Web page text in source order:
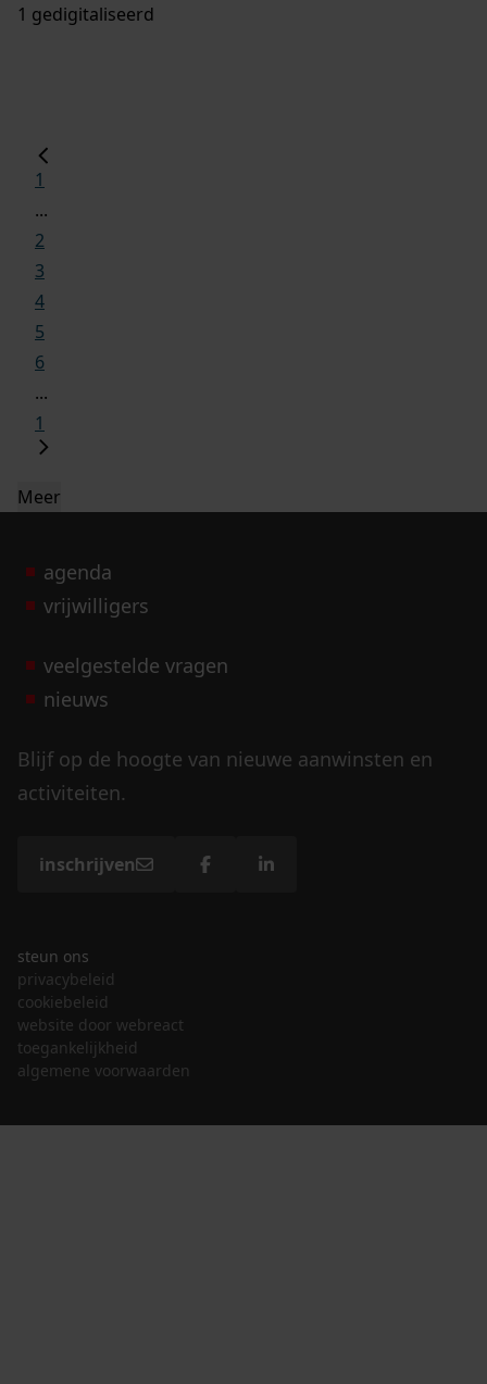
1 gedigitaliseerd
1
...
2
3
4
5
6
...
1
Meer
agenda
vrijwilligers
veelgestelde vragen
nieuws
Blijf op de hoogte van nieuwe aanwinsten en
activiteiten.
inschrijven
steun ons
privacybeleid
cookiebeleid
website door webreact
toegankelijkheid
algemene voorwaarden